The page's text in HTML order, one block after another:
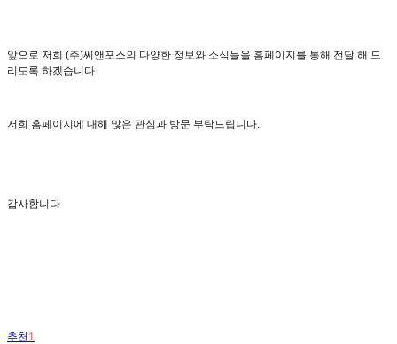
앞으로 저희 (주)씨앤포스의 다양한 정보와 소식들을 홈페이지를 통해 전달 해 드
리도록 하겠습니다.
저희 홈페이지에 대해 많은 관심과 방문 부탁드립니다.
감사합니다.
추천1